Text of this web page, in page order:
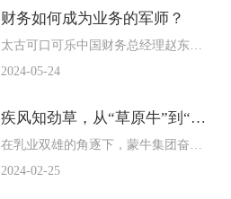
财务如何成为业务的军师？
太古可口可乐中国财务总经理赵东升在上海国家会计学院课堂上分享时曾提到：“要让超千人规模的财务团队做到“精专业”，其中最关键的要素是建立一个“以人为本”的学习型组织。 在当下业财融合成为企业管理主流的环境下，财务人已不能紧盯自己眼前的一亩三分地，要走出传统财务思维，拥抱市场竞争环境的变化。在完成自身转型的过程中，需要将财务的身份从职能后勤保障的定位前移至市场一线，与业务一起并肩作战，成为业务的合作伙伴。 （图片源自freepik） 今天的财务人转型案例，我们以太古可口可乐为例，看完成转型升维后的财务人如何成为业务的军师！ 企业的成功取决于优秀的人才，在太古可口可乐的人才发展五大战略支柱中，特别强调了团队的赋能。‘提能力’是最为重要的策略支柱之一，它包括了专业能力提升和个人职业生涯发展两个方面。为此，太古可口可乐创建的‘乐启院’作为人才战略使命的一部分将为公司提供优质人才的供应，促进员工和组织的快速成长。 在财务人才培养方向上，太古可口可乐中国财务总经理赵东升曾与团队共创了一套财务愿景：“成为一支高效、快乐、值得信赖的专业化财务团队”。他们围绕业务目标达成做功课，绩效驱动，保驾护航，助力集团 “志创新高”的战略达成。 （图片源自太古可口可乐） 从组织架构上看，太古可口可乐中国区的财务团队人数超千人，总体分为三个层面，总部央服（中央服务团队），以集团企业视角，制定战略、政策、制度、流程等；下设子公司工厂，聚集了大部分财务人才，按照主要职能分为财务会计、管理会计、运作财务、风险管理与行政，同时设立一个比较大的内审团队，在财务账目处理中单独设立共享服务中心，提升财务部门的运转效率。 我们常说“春江水暖鸭先知”。在面对618、双十一等节庆大促的激烈竞争时，更能感知市场变化趋势的是身处一线的业务同事，在业财融合的语境里，不能光靠业务冲锋陷阵，财务同事也应该将工作场景前移到一线中，让财务从后端的支持部门成为作战小组的成员，深刻的感知业务端口的变化，知道订单从哪来，货物如何送、款项怎么收、价值如何创造。这样才能将业务和财务有效地串联起来，最大程度的激发财务的价值，让财务透过前线业务数据，及时地调整作战计划，做到未战先胜。 （图片源自freepik） 除此之外，当财务在编制年度预算时会精准定位到每一家公司、每一个区域、每一条线路、每一个人。在这些生成的订单中可以通过数字化系统实现实时的更新和展示，每两个小时管理层就可以看到每个人订单的进展状况。通过业财数字化工具的落地应用，让财务信息更加透明、及时和准确，也减少了风险。 通过太古可口可乐业财融合下财务人转型的案例，我们可以看出，财务人转型需紧贴业务市场的需求与管理实际，更好地打通业务与财务之间双向沟通的通道，让业财融合真正落地。 在这个过程中，财务部门作为长期记录数据的企业单元，通过技术赋能，势必成为企业发展最强劲的引擎。 财务人将从后端走向前端，由传统的后勤部门转向业务支持部门，其职能从“核算型财务”蜕变为“决策支持型财务”，转型后的财务人可为企业获取超额利润做出自己的贡献，成为业务伙伴的“军师”！ 参考资料： 《CFO，创新驱动绩效》上海国家会计学院 《传统行业转型探索：太古可口可乐打造全链条数字化》21世纪经济报道 《CFO专访 I 太古可口可乐中国区财务总经理赵东升：千人规模的财务铁军，他是如何打造的？》高顿咨询
2024-05-24
疾风知劲草，从“草原牛”到“数字牛”看蒙牛集团决战数字化转型之路
在乳业双雄的角逐下，蒙牛集团奋起直追，抢占头部位置。 据2020年蒙牛集团发布的财报数据显示，全年营收达760.3亿元，在疫情的影响下仍能实现双位数的增长，领跑行业，在这背后是蒙牛集团对数字化转型战略的重视。 （图片源自网络） 早在2015年蒙牛开启了业务中台、数据中台的“双中台”数字化建设构想，希望通过财务数字化转型的赋能增效，提升在行业中的核心竞争力。 2021年是蒙牛新一轮五年战略的第一年，蒙牛集团总裁卢敏放在描绘蒙牛未来五年图景时表示，2025年蒙牛的目标是“再创一个蒙牛”。 从“草原牛”到“数字牛” 见证了国内乳制品行业高速发展 2022年中国将超越美国，成为全球最大乳制品消费国。 乳制品行业历经三十多年的风雨兼程，迎来了前所未有的蓬勃发展。传统的乳制品快消行业因销量波动频繁、保鲜要求度高、产品线供给复杂、物流网络庞大等问题，亟需通过数字化技术赋能，提升企业的运转效率。 在早期蒙牛集团与其他企业一样面临着传统组织僵化暴露的组织能力失衡的问题，在企业内部的计划、排产、仓储、物流等方面都是从自身角度去做决策只考虑上下游环节，缺乏全局的统筹优化，在业务生产和终端销售上形成了众多的数据孤岛，数据间的不流通导致了各部门间信息不对称产生的决策偏差，此时的蒙牛需要构建一个与需求相适应的、开放的、灵活的组织体系去破解阻碍发展的难题，推动产-供-销之间的数据流动。 2015年，蒙牛率先在行业内进行数字化升级改造。向产业链上游延伸，在生产源头上利用数字化技术实时查看全国近千家牧场，上百万头奶牛的收奶情况，通过奶牛脖子上的智能脖环对奶牛每天的活动量、产奶信息进行实时监测，通过物联网平台将采集到的数据上传至云端进行处理分析，严格把控奶牛的选种、饲喂、繁育到最后的泌乳环节，为原奶的统筹、调拨提供科学有效且精准的支持，从源头上实现奶源数字化流程的升级改造，完成对产奶流程和奶牛全生命周期的监控，逐步打破了内部的信息孤岛向产业链的互联互通迈进了一步。 （图片源自网络） 从战略决策到战术执行 蒙牛智慧供应链的创新探索 蒙牛集团在对整个供应链的数字化改造中，重新定义了智慧供应链所具备的平台可视化、可感知、可调节的三个典型特征。 （图片源自网络） 平台可视化需要建立与消费者之间端到端的洞察，根据消费数据去了解客户新的消费喜好，并以此作为企业决策与业务流程优化的依据。 （图片源自网络） 在上下游供应链的升级改造上蒙牛结合年度销量的预测，全局考虑牧场、工厂、仓储等环节的布局规划，及时跟进经销商、渠道商的货源数据，在数据沉淀之后做出科学合理的有效调整。在战术执行上，蒙牛集团通过数字赋能实现精准排产，运用线性规划模型，输出日排产模型、日变更模型以及滚动排产模型，做到产销结合可视化、一体化的布局。 （图片源自网络） 上线财务共享中心 助力蒙牛迈入全球化竞争 在财务数字化转型中，蒙牛集团面对的是全场景、全生命周期、全要素的数字化转型，是基于需求、场景、角色的新开发体系。蒙牛集团在经历ERP、CRM等财务电算化的基础上，依据自身的业务特点构建了全流程自动化运转的财务共享中心。首创业内“财务共享管理模式（FSSC）——资金共享平台”项目的建设。在集团资金共享的结算模式下，实现财务共享结算、票据池、理财业务、国际结算、掌上资金以及资金支付业务的电子化流程审批，使蒙牛集团实现了全部业务板块集中进行统收统付的结算模式，在所有业务单元中基本实现了零现金的管理。 （图片源自网络） 蒙牛集团的财务共享中心建设以财务组织的“三大支柱”（专业支柱——战略财务、支持支柱——运营财务、高效支柱——共享财务）为依托组建了内外结合，充分挖掘数字资产价值、夯实基础的“云化”资产生态。上线财务共享中心后，内部的审批授权矩阵将统一集成，使每一项经营活动从审核到批准的过程实现自动流转。 蒙牛集团作为世界乳业的十强品牌，正不断加强自身的“硬核”科技竞争力，基于数字化转型的基础上成为“数智时代”的价值整合者，为乳业发展注入“数字动力”，为中国企业推动财务数字化转型，助力经济实现高质量发展贡献一份力量。 参考资料：《蒙牛集团：双轮战略驱动下的数字化财务转型》——《财资中国|财富风尚》2018年10月刊；《新时代背景下的蒙牛数字化转型之路》——蒙牛集团助理副总裁&amp;CIO张决；《蒙牛2020年报 | 双位数增长！多品类领跑行业》 ©图片版权归原作者所有，如对版权有异议，请联系后台议定处理。
2024-02-25